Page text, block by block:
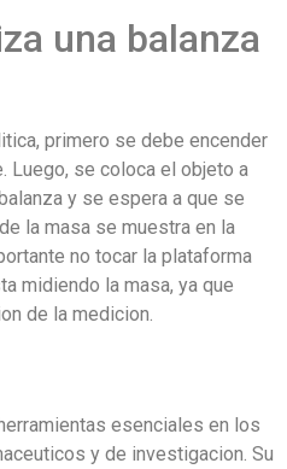
una balanza
primero se debe encender
Luego, se coloca el objeto a
y se espera a que se
la masa se muestra en la
no tocar la plataforma
midiendo la masa, ya que
de la medicion.
esenciales en los
y de investigacion. Su